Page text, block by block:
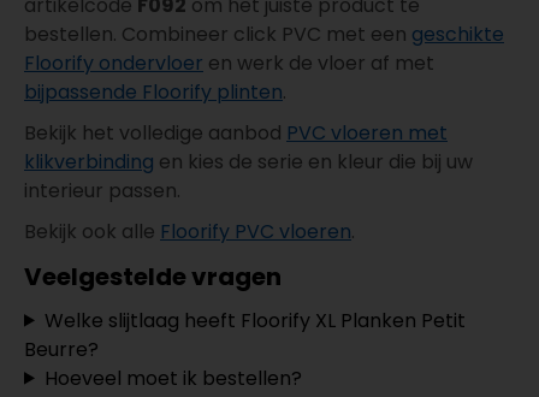
bestellen. Combineer click PVC met een geschikte
Floorify ondervloer en werk de vloer af met
bijpassende Floorify plinten.
Bekijk het volledige aanbod PVC vloeren met
klikverbinding en kies de serie en kleur die bij uw
interieur passen.
Bekijk ook alle Floorify PVC vloeren.
Veelgestelde vragen
Welke slijtlaag heeft Floorify XL Planken Petit
Beurre?
Hoeveel moet ik bestellen?